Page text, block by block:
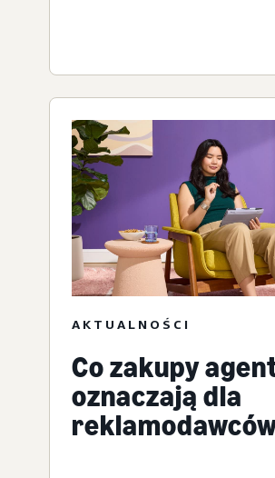
AKTUALNOŚCI
Co zakupy
oznaczają dla